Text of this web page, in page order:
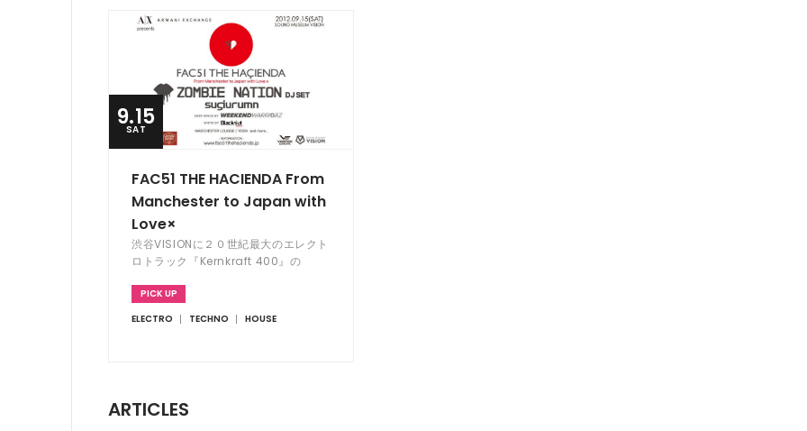
9.15
SAT
FAC51 THE HACIENDA From
Manchester to Japan with
Love×
渋谷VISIONに２０世紀最大のエレクト
ロトラック『Kernkraft 400』の
SUGIURUMNも帰還し、ハシエンダ大
磯フェスの熱狂が再び！！！
PICK UP
ELECTRO
TECHNO HOUSE
ARTICLES